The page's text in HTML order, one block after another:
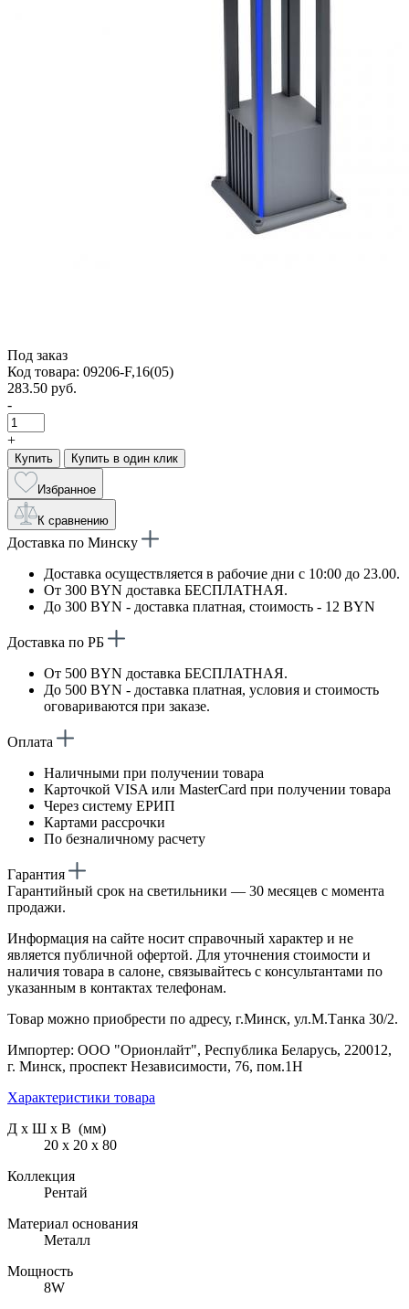
Под заказ
Код товара: 09206-F,16(05)
283.50 руб.
-
+
Купить Купить в один клик
Избранное
К сравнению
Доставка по Минску
Доставка осуществляется в рабочие дни с 10:00 до 23.00.
От 300 BYN доставка БЕСПЛАТНАЯ.
До 300 BYN - доставка платная, стоимость - 12 BYN
Доставка по РБ
От 500 BYN доставка БЕСПЛАТНАЯ.
До 500 BYN - доставка платная, условия и стоимость
оговариваются при заказе.
Оплата
Наличными при получении товара
Карточкой VISA или MasterCard при получении товара
Через систему ЕРИП
Картами рассрочки
По безналичному расчету
Гарантия
Гарантийный срок на светильники — 30 месяцев с момента
продажи.
Информация на сайте носит справочный характер и не
является публичной офертой. Для уточнения стоимости и
наличия товара в салоне, связывайтесь с консультантами по
указанным в контактах телефонам.
Товар можно приобрести по адресу, г.Минск, ул.М.Танка 30/2.
Импортер: ООО "Орионлайт", Республика Беларусь, 220012,
г. Минск, проспект Независимости, 76, пом.1Н
Характеристики товара
Д х Ш х В (мм)
20 х 20 х 80
Коллекция
Рентай
Материал основания
Металл
Мощность
8W